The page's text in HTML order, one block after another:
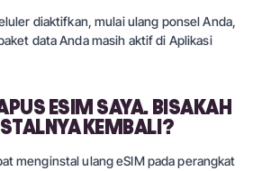
diaktifkan, mulai ulang ponsel Anda,
data Anda masih aktif di Aplikasi
ESIM SAYA. BISAKAH
KEMBALI?
menginstal ulang eSIM pada perangkat